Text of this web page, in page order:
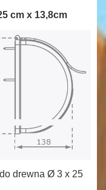
cm x 13,8cm
drewna Ø 3 x 25